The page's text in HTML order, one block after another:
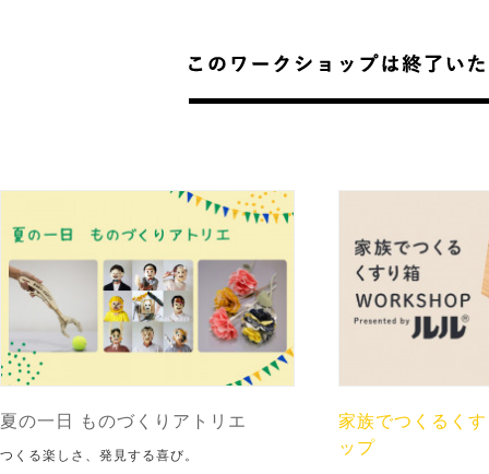
夏の一日 ものづくりアトリエ
つくる楽しさ、発見する喜び。
家族でつくるく
ップ